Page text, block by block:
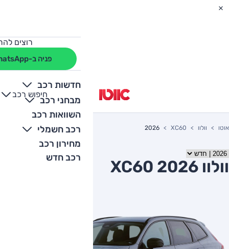
רוצים
פניה ב-WhatsApp
חדשות רכב
מבחני רכב
השוואות רכב
רכב חשמלי
מחירון רכב
רכב חדש
חיפוש רכב
+
-
אוטו וולוו XC60
2026
וולוו XC60 2026